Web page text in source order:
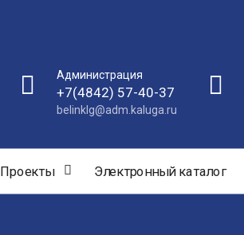
Администрация
+7(4842) 57-40-37
belinklg@adm.kaluga.ru
Проекты Электронный каталог